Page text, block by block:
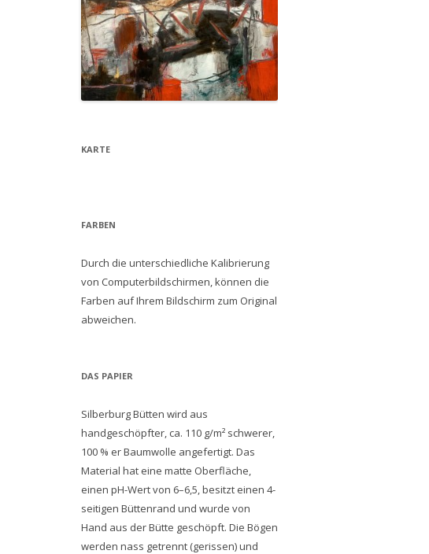
KARTE
FARBEN
Durch die unterschiedliche Kalibrierung
von Computerbildschirmen, können die
Farben auf Ihrem Bildschirm zum Original
abweichen.
DAS PAPIER
Silberburg Bütten wird aus
handgeschöpfter, ca. 110 g/m² schwerer,
100 % er Baumwolle angefertigt. Das
Material hat eine matte Oberfläche,
einen pH-Wert von 6–6,5, besitzt einen 4-
seitigen Büttenrand und wurde von
Hand aus der Bütte geschöpft. Die Bögen
werden nass getrennt (gerissen) und